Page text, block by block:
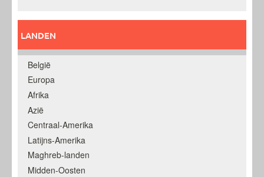
LANDEN
België
Europa
Afrika
Azië
Centraal-Amerika
Latijns-Amerika
Maghreb-landen
Midden-Oosten